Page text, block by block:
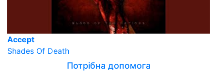
Accept
Shades Of Death
Потрібна допомога